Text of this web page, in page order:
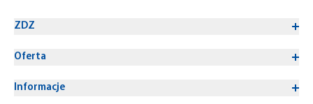
ZDZ
Oferta
Informacje